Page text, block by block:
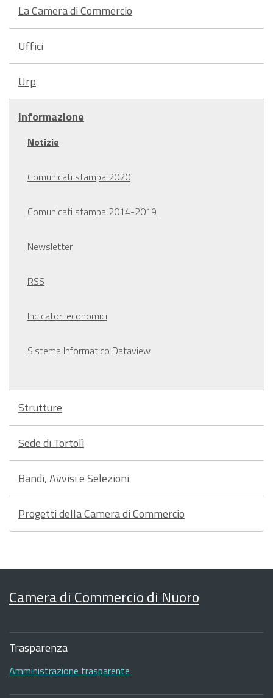
La Camera di Commercio
Uffici
Urp
Informazione
Notizie
Comunicati stampa 2020
Comunicati stampa 2014-2019
Newsletter
RSS
Indicatori economici
Sistema Informatico Dataview
Strutture
Sede di Tortolì
Bandi, Avvisi e Selezioni
Progetti della Camera di Commercio
Camera di Commercio di Nuoro
Sezione
Footer
Trasparenza
Amministrazione trasparente